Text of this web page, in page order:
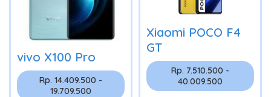
vivo X100 Pro
Rp. 14.409.500 -
19.709.500
Xiaomi POCO F4
GT
Rp. 7.510.500 -
40.009.500